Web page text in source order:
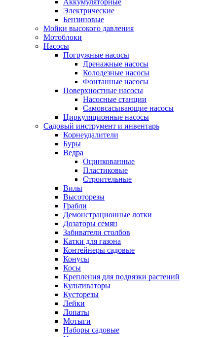
Аккумуляторные
Электрические
Бензиновые
Мойки высокого давления
Мотоблоки
Насосы
Погружные насосы
Дренажные насосы
Колодезные насосы
Фонтанные насосы
Поверхностные насосы
Насосные станции
Самовсасывающие насосы
Циркуляционные насосы
Садовый инструмент и инвентарь
Корнеудалители
Буры
Ведра
Оцинкованные
Пластиковые
Строительные
Вилы
Высоторезы
Грабли
Демонстрационные лотки
Дозаторы семян
Забиватели столбов
Катки для газона
Контейнеры садовые
Конусы
Косы
Крепления для подвязки растений
Культиваторы
Кусторезы
Лейки
Лопаты
Мотыги
Наборы садовые